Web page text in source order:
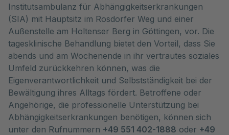
Institutsambulanz für Abhängigkeitserkrankungen
(SIA) mit Hauptsitz im Rosdorfer Weg und einer
Außenstelle am Holtenser Berg in Göttingen, vor. Die
tagesklinische Behandlung bietet den Vorteil, dass Sie
abends und am Wochenende in ihr vertrautes soziales
Umfeld zurückkehren können, was die
Eigenverantwortlichkeit und Selbstständigkeit bei der
Bewältigung ihres Alltags fördert. Betroffene oder
Angehörige, die professionelle Unterstützung bei
Abhängigkeitserkrankungen benötigen, können sich
unter den Rufnummern +49 551 402-1888 oder +49